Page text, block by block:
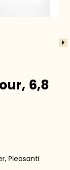
6,8
Pleasanti